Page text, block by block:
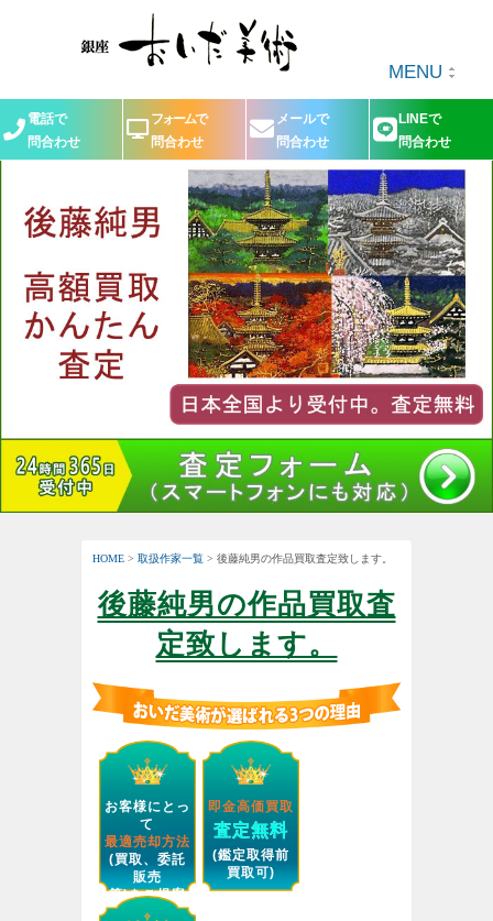
MENU
電話で
問合わせ
フォームで
問合わせ
メールで
問合わせ
LINEで
問合わせ
HOME > 取扱作家一覧 > 後藤純男の作品買取査定致します。
後藤純男の作品買取査
定致します。
お客様にとっ
て
最適売却方法
(買取、委託
販売
等)をご提案
します。
即金高価買取
査定無料
(鑑定取得前
買取可)